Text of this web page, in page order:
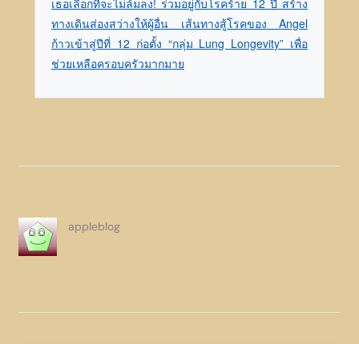
เธอเลือกที่จะไม่ล้มลง! ร่วมอยู่กับโรคร้าย 12 ปี สร้าง
ทางเดินส่องสว่างให้ผู้อื่น เส้นทางสู้โรคของ Angel
ก้าวเข้าสู่ปีที่ 12 ก่อตั้ง “กลุ่ม Lung Longevity” เพื่อ
ช่วยเหลือครอบครัวมากมาย
appleblog